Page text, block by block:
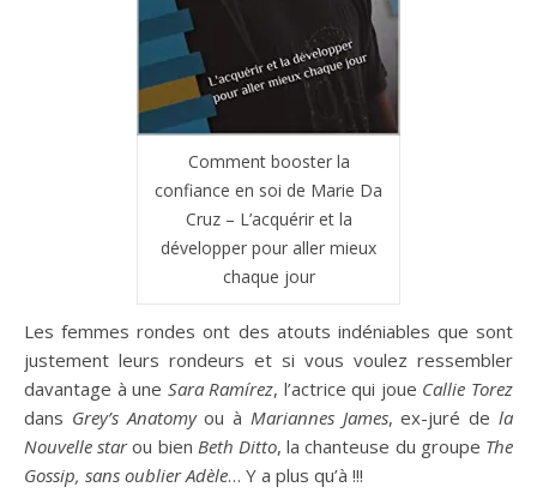
Comment booster la
confiance en soi de Marie Da
Cruz – L’acquérir et la
développer pour aller mieux
chaque jour
Les femmes rondes ont des atouts indéniables que sont
justement leurs rondeurs et si vous voulez ressembler
davantage à une Sara Ramírez, l’actrice qui joue Callie Torez
dans Grey’s Anatomyou à Mariannes James, ex-juré dela
Nouvelle starou bien Beth Ditto, la chanteuse du groupe The
Gossip, sans oublier Adèle… Y a plus qu’à !!!